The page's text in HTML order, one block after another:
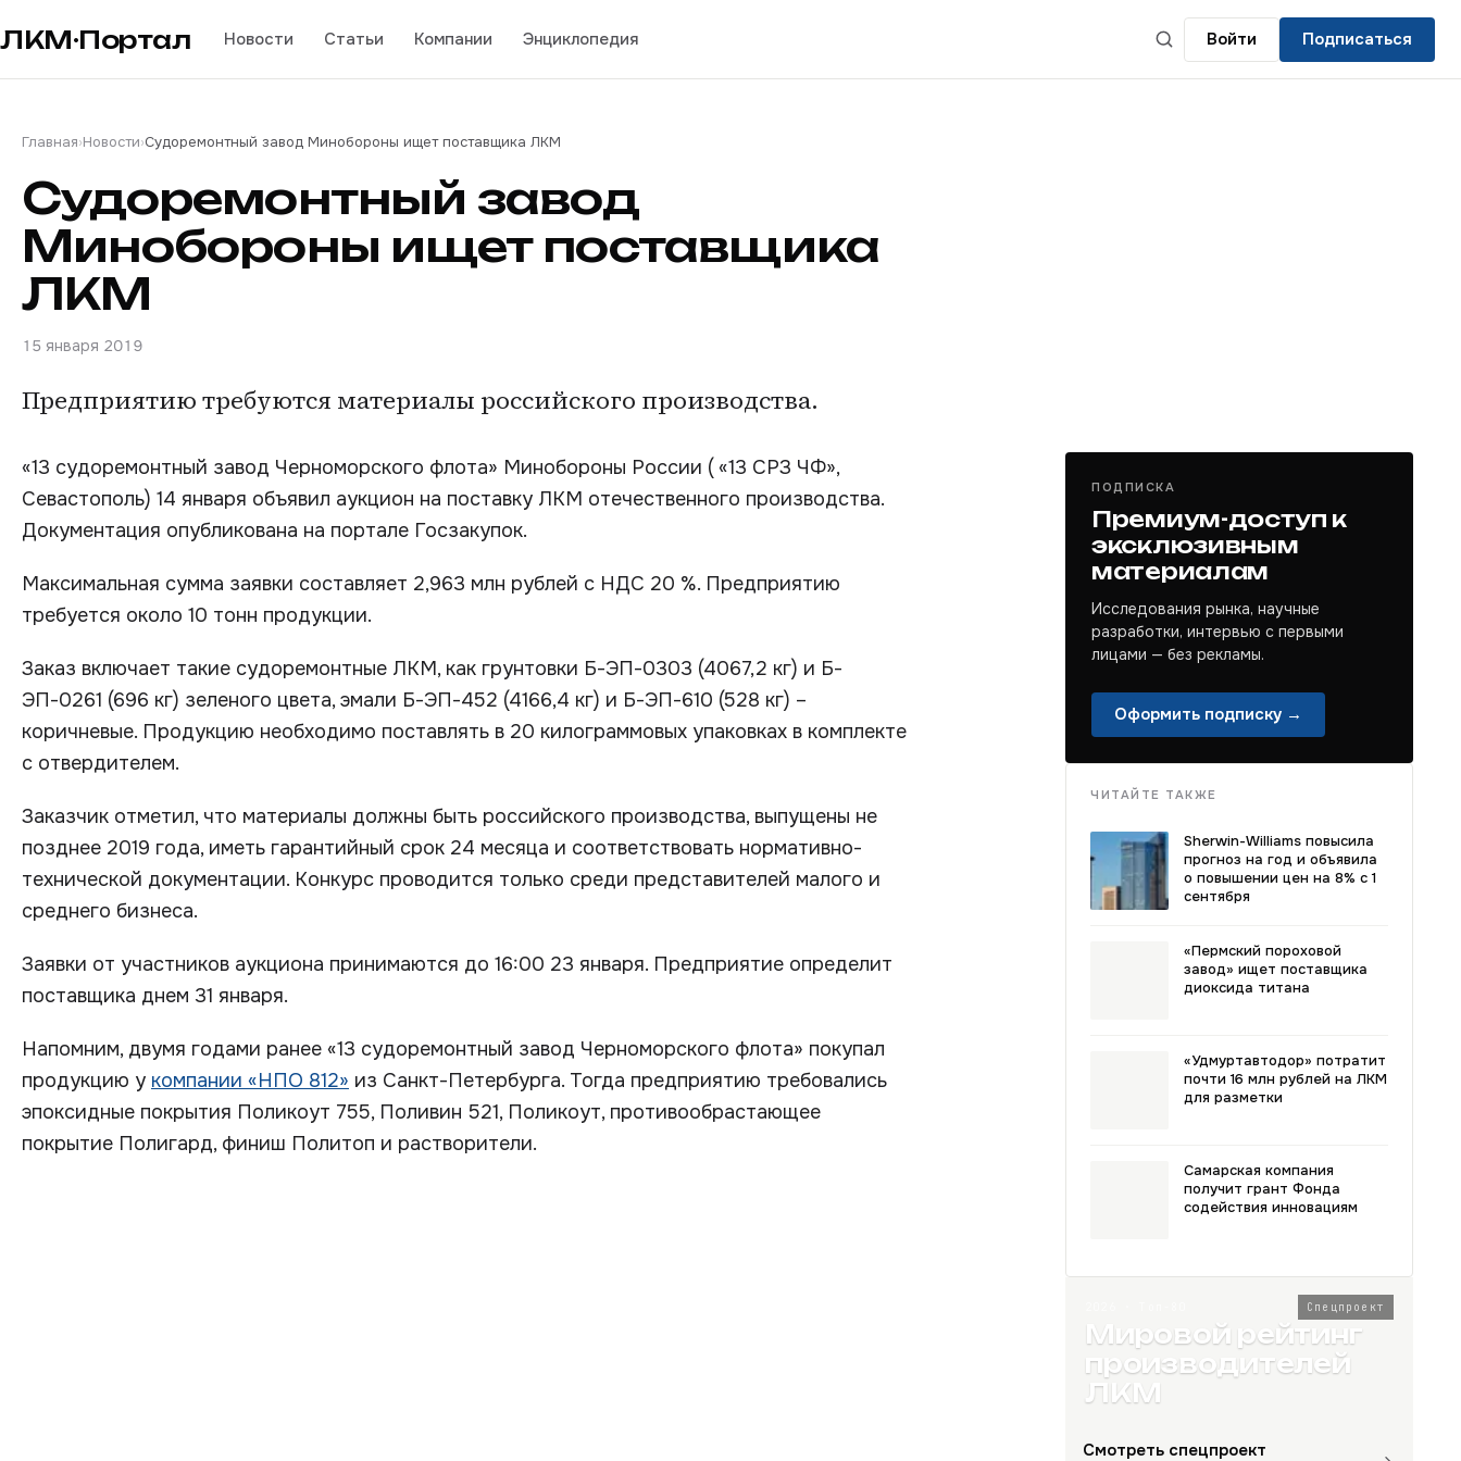
ЛКМ·Портал Новости Статьи Компании Энциклопедия Войти Подписаться
Главная›Новости›Судоремонтный завод Минобороны ищет поставщика ЛКМ
Судоремонтный завод
Минобороны ищет поставщика
ЛКМ
15 января 2019
Предприятию требуются материалы российского производства.
«13 судоремонтный завод Черноморского флота» Минобороны России ( «13 СРЗ ЧФ»,
Севастополь) 14 января объявил аукцион на поставку ЛКМ отечественного производства.
Документация опубликована на портале Госзакупок.
Максимальная сумма заявки составляет 2,963 млн рублей с НДС 20 %. Предприятию
требуется около 10 тонн продукции.
Заказ включает такие судоремонтные ЛКМ, как грунтовки Б-ЭП-0303 (4067,2 кг) и Б-
ЭП-0261 (696 кг) зеленого цвета, эмали Б-ЭП-452 (4166,4 кг) и Б-ЭП-610 (528 кг) –
коричневые. Продукцию необходимо поставлять в 20 килограммовых упаковках в комплекте
с отвердителем.
Заказчик отметил, что материалы должны быть российского производства, выпущены не
позднее 2019 года, иметь гарантийный срок 24 месяца и соответствовать нормативно-
технической документации. Конкурс проводится только среди представителей малого и
среднего бизнеса.
Заявки от участников аукциона принимаются до 16:00 23 января. Предприятие определит
поставщика днем 31 января.
Напомним, двумя годами ранее «13 судоремонтный завод Черноморского флота» покупал
продукцию у компании «НПО 812» из Санкт-Петербурга. Тогда предприятию требовались
эпоксидные покрытия Поликоут 755, Поливин 521, Поликоут, противообрастающее
покрытие Полигард, финиш Политоп и растворители.
ПОДПИСКА
Премиум-доступ к
эксклюзивным
материалам
Исследования рынка, научные
разработки, интервью с первыми
лицами — без рекламы.
Оформить подписку →
ЧИТАЙТЕ ТАКЖЕ
Sherwin-Williams повысила
прогноз на год и объявила
о повышении цен на 8% с 1
сентября
«Пермский пороховой
завод» ищет поставщика
диоксида титана
«Удмуртавтодор» потратит
почти 16 млн рублей на ЛКМ
для разметки
Самарская компания
получит грант Фонда
содействия инновациям
Спецпроект
Мировой рейтинг
производителей
ЛКМ
Смотреть спецпроект